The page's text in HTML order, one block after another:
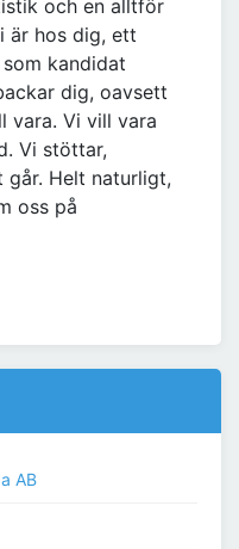
och en alltför
är hos dig, ett
kandidat
dig, oavsett
vara. Vi vill vara
Vi stöttar,
går. Helt naturligt,
oss på
AB